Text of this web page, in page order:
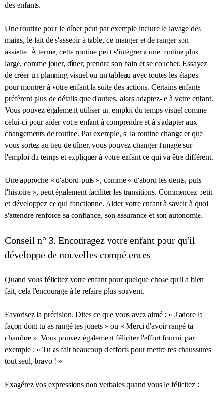
des enfants.
Une routine pour le dîner peut par exemple inclure le lavage des
mains, le fait de s'asseoir à table, de manger et de ranger son
assiette. À terme, cette routine peut s'intégrer à une routine plus
large, comme jouer, dîner, prendre son bain et se coucher. Essayez
de créer un planning visuel ou un tableau avec toutes les étapes
pour montrer à votre enfant la suite des actions. Certains enfants
préfèrent plus de détails que d'autres, alors adaptez-le à votre enfant.
Vous pouvez également utiliser un emploi du temps visuel comme
celui-ci pour aider votre enfant à comprendre et à s'adapter aux
changements de routine. Par exemple, si la routine change et que
vous sortez au lieu de dîner, vous pouvez changer l'image sur
l'emploi du temps et expliquer à votre enfant ce qui va être différent.
Une approche « d'abord-puis », comme « d'abord les dents, puis
l'histoire », peut également faciliter les transitions. Commencez petit
et développez ce qui fonctionne. Aider votre enfant à savoir à quoi
s'attendre renforce sa confiance, son assurance et son autonomie.
Conseil n° 3. Encouragez votre enfant pour qu'il
développe de nouvelles compétences
Quand vous félicitez votre enfant pour quelque chose qu'il a bien
fait, cela l'encourage à le refaire plus souvent.
Favorisez la précision. Dites ce que vous avez aimé : « J'adore la
façon dont tu as rangé tes jouets » ou « Merci d'avoir rangé ta
chambre ». Vous pouvez également féliciter l'effort fourni, par
exemple : « Tu as fait beaucoup d'efforts pour mettre tes chaussures
tout seul, bravo ! »
Exagérez vos expressions non verbales quand vous le félicitez :